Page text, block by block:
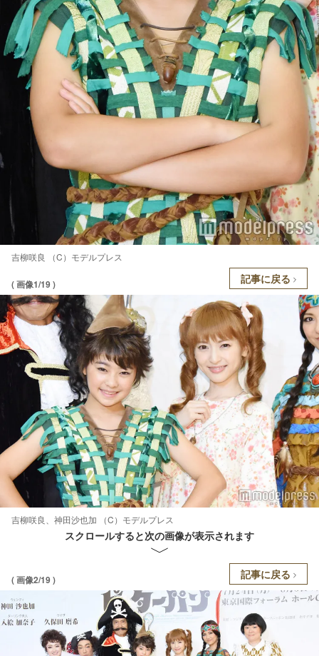
吉柳咲良 （C）モデルプレス
( 画像1/19 ) 記事に戻る
吉柳咲良、神田沙也加 （C）モデルプレス
スクロールすると次の画像が表示されます
( 画像2/19 ) 記事に戻る